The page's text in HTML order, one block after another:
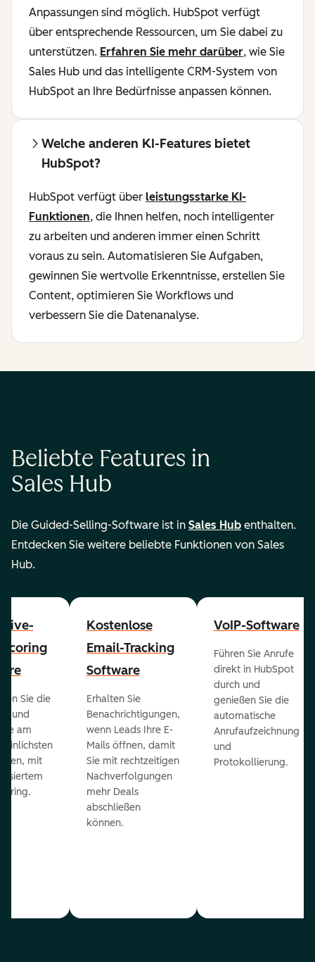
Anpassungen sind möglich. HubSpot verfügt
über entsprechende Ressourcen, um Sie dabei zu
unterstützen. Erfahren Sie mehr darüber, wie Sie
Sales Hub und das intelligente CRM-System von
HubSpot an Ihre Bedürfnisse anpassen können.
Welche anderen KI-Features bietet
HubSpot?
HubSpot verfügt über leistungsstarke KI-
Funktionen, die Ihnen helfen, noch intelligenter
zu arbeiten und anderen immer einen Schritt
voraus zu sein. Automatisieren Sie Aufgaben,
gewinnen Sie wertvolle Erkenntnisse, erstellen Sie
Content, optimieren Sie Workflows und
verbessern Sie die Datenanalyse.
Beliebte Features in
Sales Hub
Die Guided-Selling-Software ist in Sales Hub enthalten.
Entdecken Sie weitere beliebte Funktionen von Sales
Hub.
Sie die
und
am
mit
Kostenlose
Email-Tracking
Software
Erhalten Sie
Benachrichtigungen,
wenn Leads Ihre E-
Mails öffnen, damit
Sie mit rechtzeitigen
Nachverfolgungen
mehr Deals
abschließen
können.
VoIP-Software
Führen Sie Anrufe
direkt in HubSpot
durch und
genießen Sie die
automatische
Anrufaufzeichnung
und
Protokollierung.